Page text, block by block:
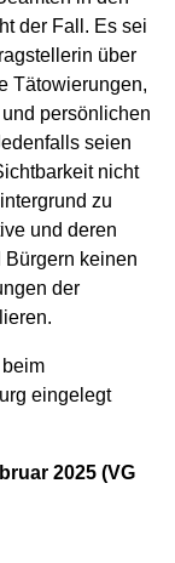
der Fall. Es sei
über
Tätowierungen,
persönlichen
seien
nicht
zu
und deren
Bürgern keinen
der
eingelegt
2025 (VG